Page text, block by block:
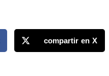
compartir en X